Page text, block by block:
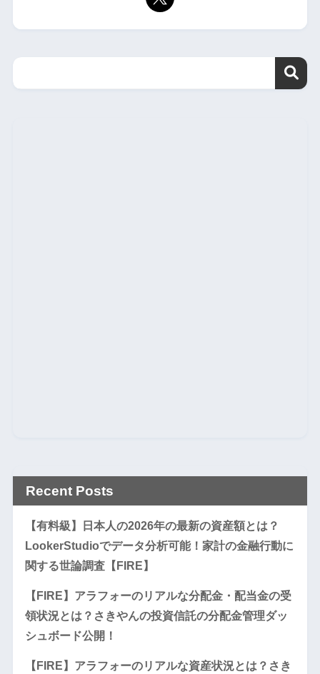
Recent Posts
【有料級】日本人の2026年の最新の資産額とは？
LookerStudioでデータ分析可能！家計の金融行動に
関する世論調査【FIRE】
【FIRE】アラフォーのリアルな分配金・配当金の受
領状況とは？さきやんの投資信託の分配金管理ダッ
シュボード公開！
【FIRE】アラフォーのリアルな資産状況とは？さき